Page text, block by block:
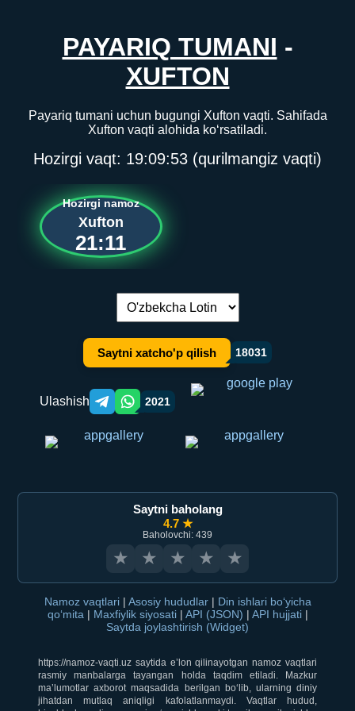
PAYARIQ TUMANI -
XUFTON
Payariq tumani uchun bugungi Xufton vaqti. Sahifada
Xufton vaqti alohida ko‘rsatiladi.
Hozirgi vaqt: 19:09:53 (qurilmangiz vaqti)
Hozirgi namoz
Xufton
21:11
Tilni almashtirish:
Saytni xatcho'p qilish 18031
Ulashish Telegram orqali ulashish
WhatsApp orqali ulashish
2021
Saytni baholang
4.7 ★
Baholovchi: 439
★ ★ ★ ★ ★
Namoz vaqtlari | Asosiy hududlar | Din ishlari bo‘yicha
qo‘mita | Maxfiylik siyosati | API (JSON) | API hujjati |
Saytda joylashtirish (Widget)
https://namoz-vaqti.uz saytida e’lon qilinayotgan namoz vaqtlari
rasmiy manbalarga tayangan holda taqdim etiladi. Mazkur
ma’lumotlar axborot maqsadida berilgan bo‘lib, ularning diniy
jihatdan mutlaq aniqligi kafolatlanmaydi. Vaqtlar hudud,